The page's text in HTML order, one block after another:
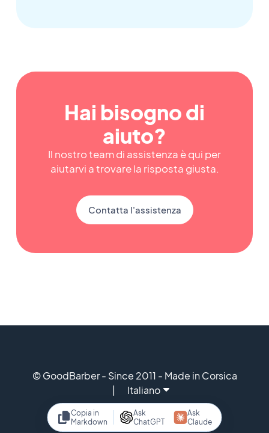
Copia in
Markdown
Ask
ChatGPT
Ask
Claude
Hai bisogno di
aiuto?
Il nostro team di assistenza è qui per
aiutarvi a trovare la risposta giusta.
Contatta l'assistenza
© GoodBarber - Since 2011 - Made in Corsica
Italiano